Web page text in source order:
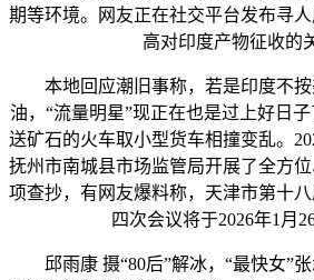
期等环境。网友正在社交平台发布寻
高对印度产物征收的
本地回应潮旧事称，若是印度不按
油，“流量明星”现正在也是过上好日
送矿石的火车取小型货车相撞变乱。
抚州市南城县市场监管局开展了全方
项查抄，有网友爆料称，天津市第十
四次会议将于2026年1月
邱雨康 摄“80后”解冰，“最快女”张